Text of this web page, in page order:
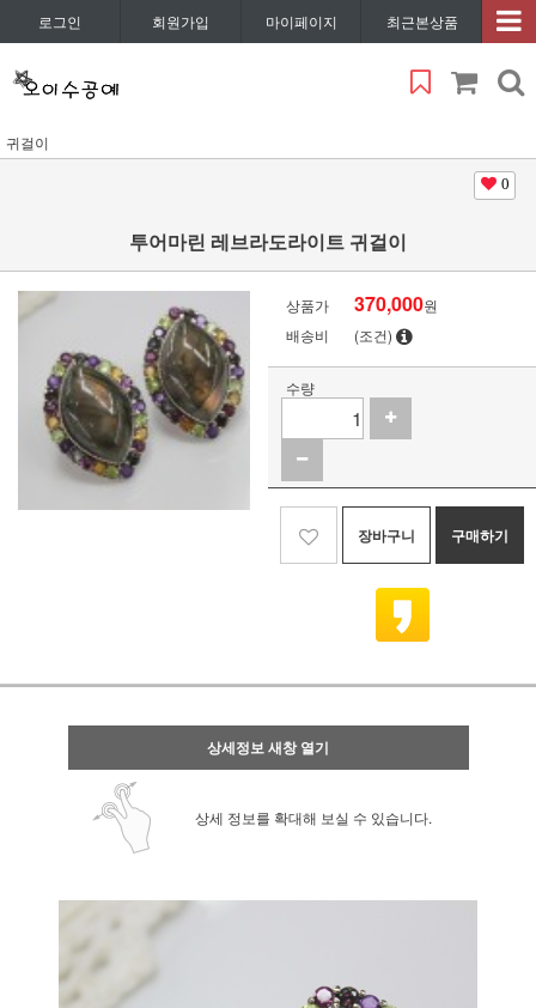
로그인 회원가입 마이페이지 최근본상품
귀걸이
0
투어마린 레브라도라이트 귀걸이
상품가 370,000원
배송비
(조건)
수량
장바구니 구매하기
상세정보 새창 열기
상세 정보를 확대해 보실 수 있습니다.